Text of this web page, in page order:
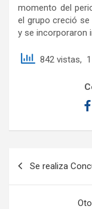
momento del
el grupo creció se
y se incorporaron
842 vistas,
Se realiza